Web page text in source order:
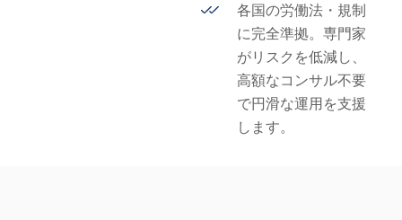
各国の労働法・規制
に完全準拠。専門家
がリスクを低減し、
高額なコンサル不要
で円滑な運用を支援
します。